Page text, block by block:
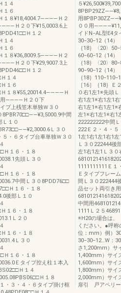
１４
１６
１８¥18,4004.7――――Ｈ２
Ｈ２０下¥15,0003.6上
Ｈ１２
１４
１６
１８¥36,8009.5――――Ｈ２
Ｈ２０下¥29,9007.3上
Ｈ１２
１４
１６
Ｈ１８¥55,20014.4――――Ｈ
用――――Ｈ２０下
プ上桟笠木単独Ｗ３０
8PBR70□□――¥3,5000.9中間
Ｌ１０
Ｌ３０
・６タイプ台車単独Ｗ３０
Ｈ１６・１８
先頭Ｌ３０
Ｈ１６・１８
中間Ｌ３０8PDD76□□
Ｈ１６・１８
後部Ｌ１０
１６・１８
Ｌ２０
１６・１８
Ｌ３０
Ｈ１６・１８
Ｅタイプ控え柱１本入
Ｈ１４
Ｈ１８
・３・４・６タイプ掛け框
５
用
００用
イドN−AL型E4
30−30−12（14）
｛18｝〈20〉
60−60−12（14）
｛18｝〈20〉
90−90−12（14）
｛18｝
［16］｛18｝Ｅ
０右1左1※先頭
右1左1※右1左1
右1左1※右1左1※
左1※右1左1※右1
222222222中間
222Ｅ２・４・
1左1右1左1右1
Ｌ３０222444後
左1右1左1Ｌ３０
1111111111Ｅ１
Ｅタイプフレー
間Ｌ３０222444
品セット両引き
中間用
1111Ｌ２５
※H20の場合は、
ください。●呼
位：mm）例）
30−30−12…W：
さ1,200mm）
1,400mm）サ
1,600mm）サ
1,800mm）サ
2,000mm）サイ
扉引 戸アペリー